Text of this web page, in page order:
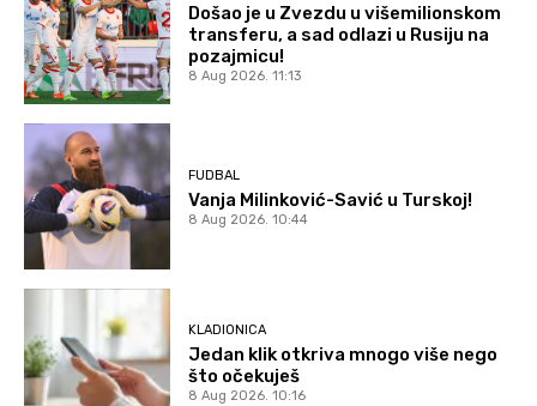
Došao je u Zvezdu u višemilionskom
transferu, a sad odlazi u Rusiju na
pozajmicu!
8 Aug 2026. 11:13
FUDBAL
Vanja Milinković-Savić u Turskoj!
8 Aug 2026. 10:44
KLADIONICA
Jedan klik otkriva mnogo više nego
što očekuješ
8 Aug 2026. 10:16